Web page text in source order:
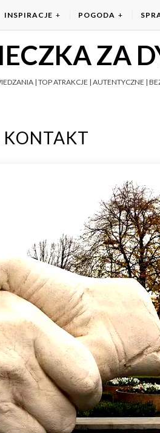
INSPIRACJE POGODA
ZA
| TOP ATRAKCJE | AUTENTYCZNE |
KONTAKT